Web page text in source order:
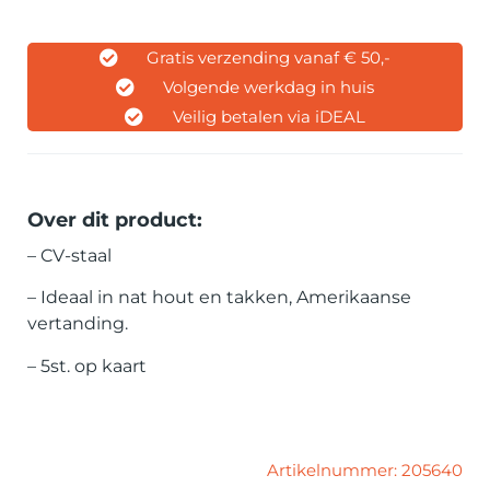
Gratis verzending vanaf € 50,-
Volgende werkdag in huis
Veilig betalen via iDEAL
Over dit product:
– CV-staal
– Ideaal in nat hout en takken, Amerikaanse
vertanding.
– 5st. op kaart
Artikelnummer: 205640